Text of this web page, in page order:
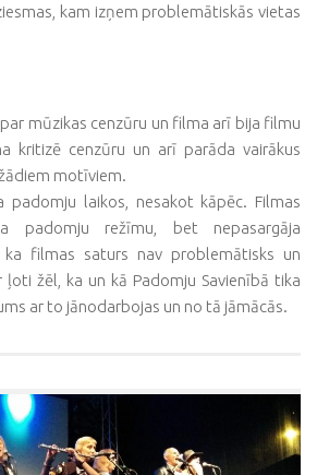
kam izņem problemātiskās vietas
par mūzikas cenzūru un filma arī bija filmu
kritizē cenzūru un arī parāda vairākus
motīviem.
padomju laikos, nesakot kāpēc. Filmas
padomju režīmu, bet nepasargāja
ka filmas saturs nav problemātisks un
ļoti žēl, ka un kā Padomju Savienībā tika
ar to jānodarbojas un no tā jāmācās.